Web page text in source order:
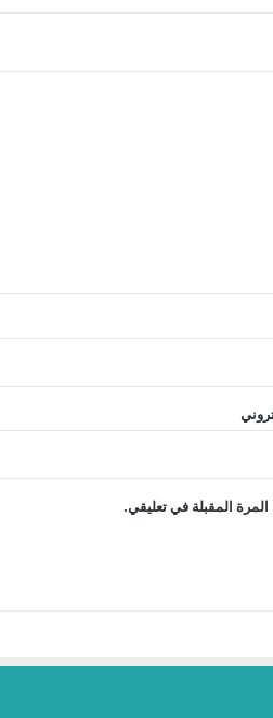
المقبلة في تعليقي.